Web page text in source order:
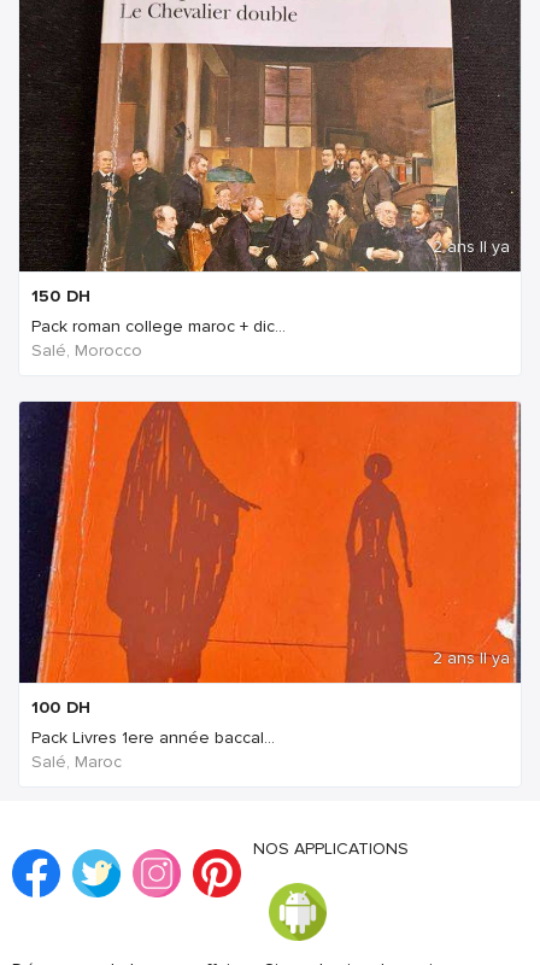
2 ans Il ya
150 DH
Pack roman college maroc + dic...
Salé, Morocco
2 ans Il ya
100 DH
Pack Livres 1ere année baccal...
Salé, Maroc
NOS APPLICATIONS